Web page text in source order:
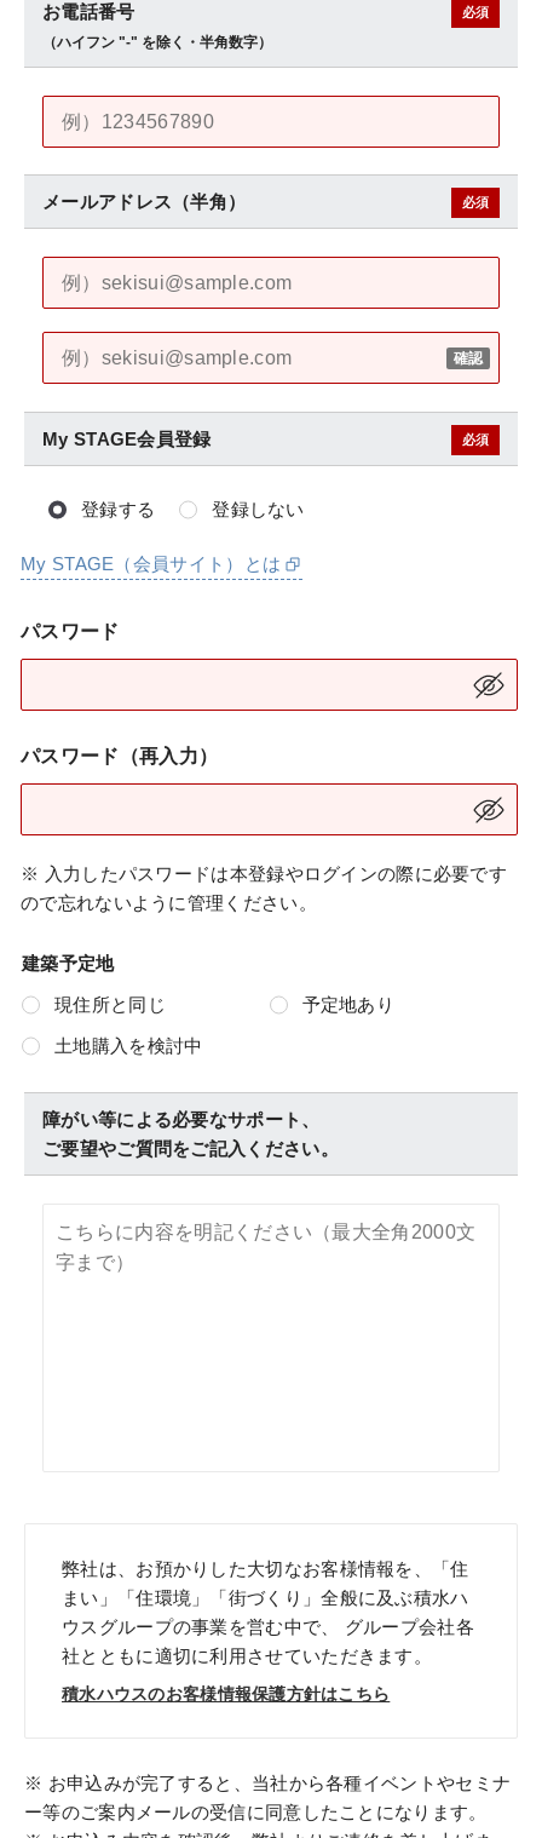
必須
お電話番号
ハイフン "-" を除く・半角数字
必須
メールアドレス 半角
必須
My STAGE会員登録
登録する 登録しない
My STAGE（会員サイト）とは
パスワード
パスワード（再入力）
※ 入力したパスワードは本登録やログインの際に必要です
ので忘れないように管理ください。
建築予定地
現住所と同じ
予定地あり
土地購入を検討中
障がい等による必要なサポート、
ご要望やご質問をご記入ください。
弊社は、お預かりした大切なお客様情報を、「住
まい」「住環境」「街づくり」全般に及ぶ積水ハ
ウスグループの事業を営む中で、
グループ会社各
社とともに適切に利用させていただきます。
積水ハウスのお客様情報保護方針はこちら
お申込みが完了すると、当社から各種イベントやセミナ
ー等のご案内メールの受信に同意したことになります。